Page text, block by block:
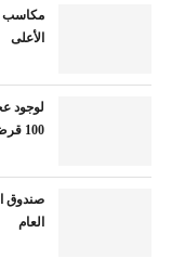
مكاسب
الأعلى
لوجود
100 قرض فقط للإعلان عنهم قريبا
صندوق
العام